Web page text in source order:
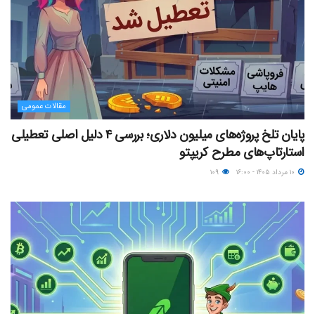
مقالات عمومی
پایان تلخ پروژه‌های میلیون دلاری؛ بررسی ۴ دلیل اصلی تعطیلی
استارتاپ‌های مطرح کریپتو